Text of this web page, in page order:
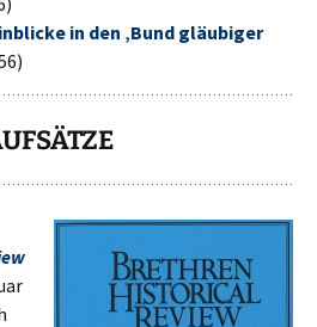
in den ‚Bund gläubiger